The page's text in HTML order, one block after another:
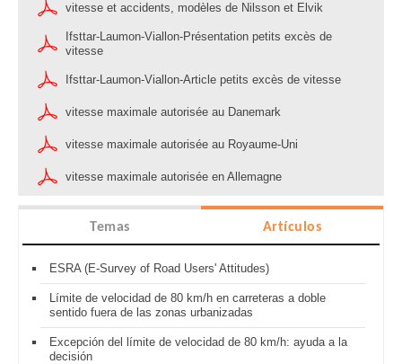
vitesse et accidents, modèles de Nilsson et Elvik
Ifsttar-Laumon-Viallon-Présentation petits excès de
vitesse
Ifsttar-Laumon-Viallon-Article petits excès de vitesse
vitesse maximale autorisée au Danemark
vitesse maximale autorisée au Royaume-Uni
vitesse maximale autorisée en Allemagne
Temas Artículos
ESRA (E-Survey of Road Users' Attitudes)
Límite de velocidad de 80 km/h en carreteras a doble
sentido fuera de las zonas urbanizadas
Excepción del límite de velocidad de 80 km/h: ayuda a la
decisión